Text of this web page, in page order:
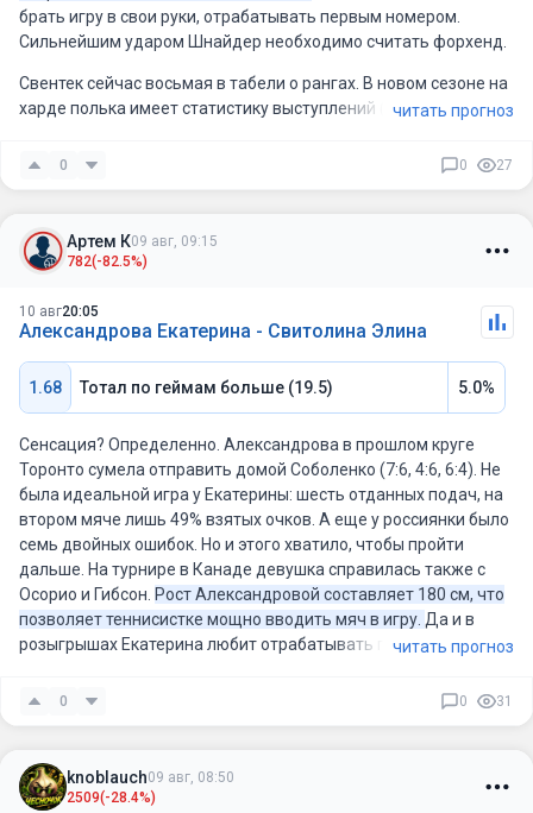
брать игру в свои руки, отрабатывать первым номером.
Сильнейшим ударом Шнайдер необходимо считать форхенд.
Свентек сейчас восьмая в табели о рангах. В новом сезоне на
харде полька имеет статистику выступлений (15-6). В Торонто
прошла Костюк (3:6, 6:1, 6:2).
В предыдущей игре польская
54% взятых очков.
Свентек обычно строит свою игру от
задней линии, способна одинаково опасно приложиться с
В прошлом сезоне теннисистки встретились в Мадриде, где
Да, вопросов нет, Свентек идет закономерной фавориткой.
Впрочем, у Иги в битве против Костюк возникли проблемы на
подаче, был отдан сет. Шнайдер же сейчас набрала крутую
форму, показывает мощную игру в затяжных перестрелках.
Диана способна на равных бороться с топами мирового
уровня, недавно переиграла Пегулу. Я думаю, что эта встреча
получится плотной.
Шнайдер - Свентек: тотал больше (19.5)
читать прогноз
0 0 27
Артем К09 авг, 09:15
782(-82.5%)
10 авг20:05
Александрова Екатерина - Свитолина Элина
1.68 Тотал по геймам больше (19.5) 5.0%
Сенсация? Определенно. Александрова в прошлом круге
Торонто сумела отправить домой Соболенко (7:6, 4:6, 6:4). Не
была идеальной игра у Екатерины: шесть отданных подач, на
втором мяче лишь 49% взятых очков. А еще у россиянки было
семь двойных ошибок. Но и этого хватило, чтобы пройти
дальше. На турнире в Канаде девушка справилась также с
Осорио и Гибсон. Рост Александровой составляет 180 см, что
позволяет теннисистке мощно вводить мяч в игру. Да и в
розыгрышах Екатерина любит отрабатывать первым
Свитолина сейчас девятая в мировом рейтинге. Украинка в
6). Был уже взят титул на бетоне в Окленде, но теперь Элина
намерена замахнуться на трофей в Торонто. По сетке турнира
читать прогноз
0 0 31
knoblauch09 авг, 08:50
2509(-28.4%)